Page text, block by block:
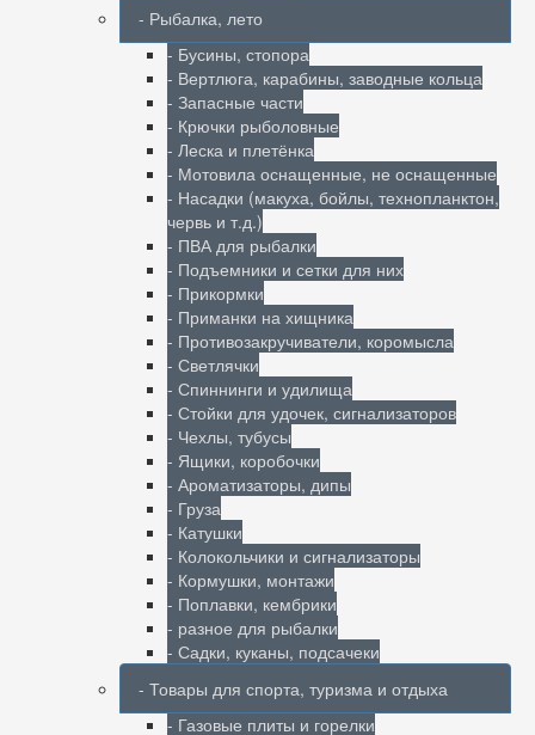
- Рыбалка, лето
- Бусины, стопора
- Вертлюга, карабины, заводные кольца
- Запасные части
- Крючки рыболовные
- Леска и плетёнка
- Мотовила оснащенные, не оснащенные
- Насадки (макуха, бойлы, технопланктон,
червь и т.д.)
- ПВА для рыбалки
- Подъемники и сетки для них
- Прикормки
- Приманки на хищника
- Противозакручиватели, коромысла
- Светлячки
- Спиннинги и удилища
- Стойки для удочек, сигнализаторов
- Чехлы, тубусы
- Ящики, коробочки
- Ароматизаторы, дипы
- Груза
- Катушки
- Колокольчики и сигнализаторы
- Кормушки, монтажи
- Поплавки, кембрики
- разное для рыбалки
- Садки, куканы, подсачеки
- Товары для спорта, туризма и отдыха
- Газовые плиты и горелки